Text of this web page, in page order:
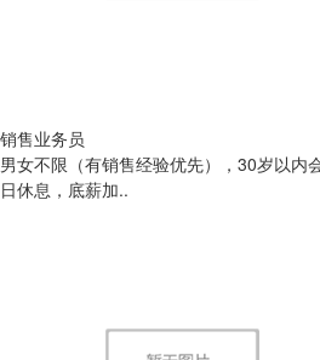
销售业务员
男女不限（有销售经验优先），30岁以内
日休息，底薪加..